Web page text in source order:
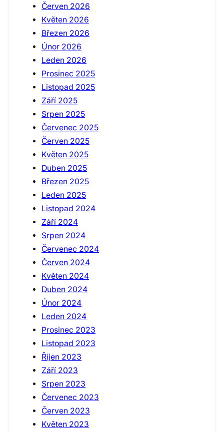
Červen 2026
Květen 2026
Březen 2026
Únor 2026
Leden 2026
Prosinec 2025
Listopad 2025
Září 2025
Srpen 2025
Červenec 2025
Červen 2025
Květen 2025
Duben 2025
Březen 2025
Leden 2025
Listopad 2024
Září 2024
Srpen 2024
Červenec 2024
Červen 2024
Květen 2024
Duben 2024
Únor 2024
Leden 2024
Prosinec 2023
Listopad 2023
Říjen 2023
Září 2023
Srpen 2023
Červenec 2023
Červen 2023
Květen 2023